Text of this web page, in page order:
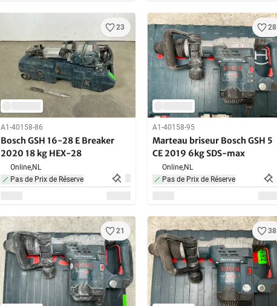
23
A1-40158-86
Bosch GSH 16-28 E Breaker
2020 18 kg HEX-28
Online,NL
Pas de Prix de Réserve
28
A1-40158-95
Marteau briseur Bosch GSH 5
CE 2019 6kg SDS-max
Online,NL
Pas de Prix de Réserve
21 38